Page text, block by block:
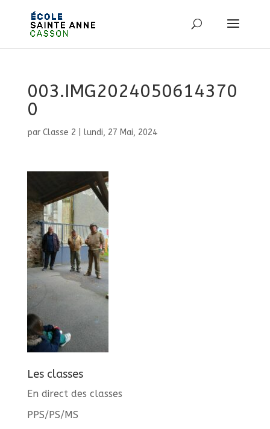
003.IMG2024050614370
0
par Classe 2 lundi, 27 Mai, 2024
Les classes
En direct des classes
PPS/PS/MS